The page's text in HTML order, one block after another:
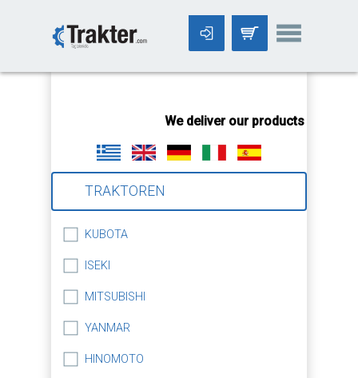
We deliver our products
TRAKTOREN
KUBOTA
ISEKI
MITSUBISHI
YANMAR
HINOMOTO